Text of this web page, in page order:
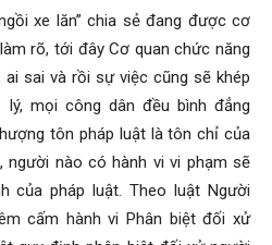
xe lăn” chia sẻ đang được cơ
rõ, tới đây Cơ quan chức năng
sai và rồi sự việc cũng sẽ khép
mọi công dân đều bình đẳng
tôn pháp luật là tôn chỉ của
người nào có hành vi vi phạm sẽ
của pháp luật. Theo luật Người
cấm hành vi Phân biệt đối xử